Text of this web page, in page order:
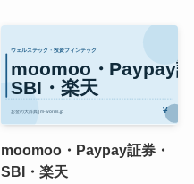
moomoo・Paypay証券・
SBI・楽天